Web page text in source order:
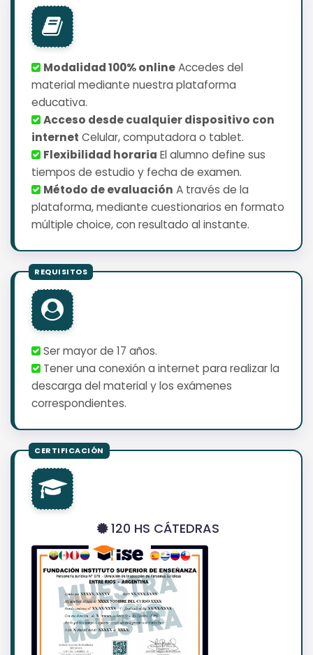
Modalidad 100% onlineAccedes del
material mediante nuestra plataforma
educativa.
Acceso desde cualquier dispositivo con
internet Celular, computadora o tablet.
Flexibilidad horaria El alumno define sus
tiempos de estudio y fecha de examen.
Método de evaluación A través de la
plataforma, mediante cuestionarios en formato
múltiple choice, con resultado al instante.
Ser mayor de 17 años.
Tener una conexión a internet para realizar la
descarga del material y los exámenes
correspondientes.
120 HS CÁTEDRAS